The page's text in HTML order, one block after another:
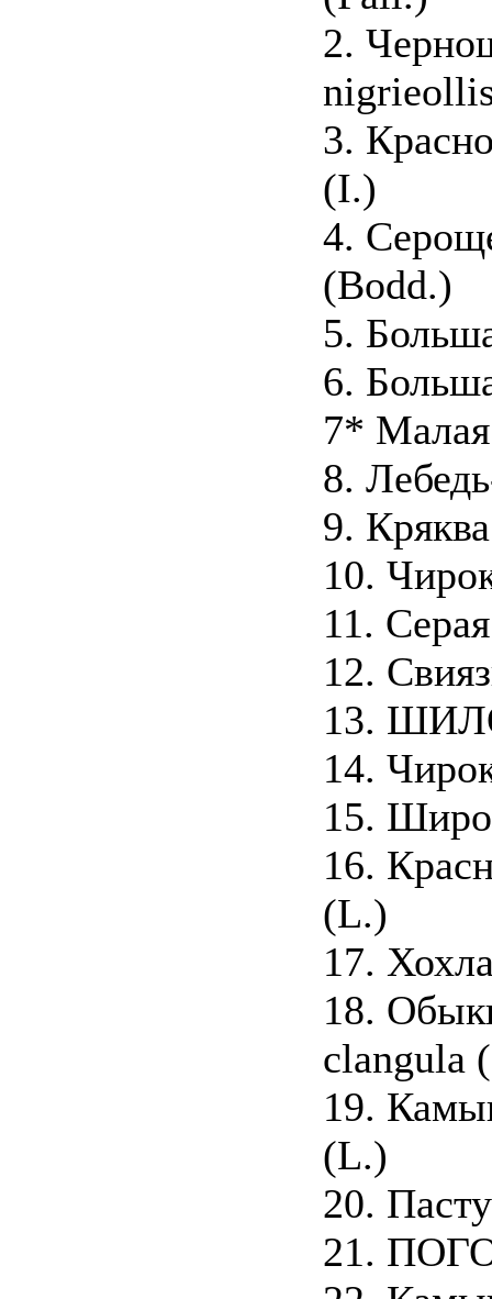
2.
3.
(I.)
4.
(Bodd.)
5.
6.
7*
8.
9.
10.
11.
12.
13.
14.
15.
16.
(L.)
17.
18.
clangula
19.
(L.)
20.
21.